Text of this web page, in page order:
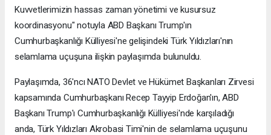
Kuvvetlerimizin hassas zaman yönetimi ve kusursuz
koordinasyonu" notuyla ABD Başkanı Trump'ın
Cumhurbaşkanlığı Külliyesi'ne gelişindeki Türk Yıldızları'nın
selamlama uçuşuna ilişkin paylaşımda bulunuldu.
Paylaşımda, 36'ncı NATO Devlet ve Hükümet Başkanları Zirvesi
kapsamında Cumhurbaşkanı Recep Tayyip Erdoğan'ın, ABD
Başkanı Trump'ı Cumhurbaşkanlığı Külliyesi'nde karşıladığı
anda, Türk Yıldızları Akrobasi Timi'nin de selamlama uçuşunu